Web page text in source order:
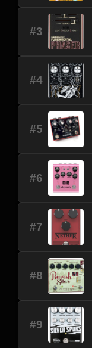
#3
#4
#5
#6
#7
#8
#9